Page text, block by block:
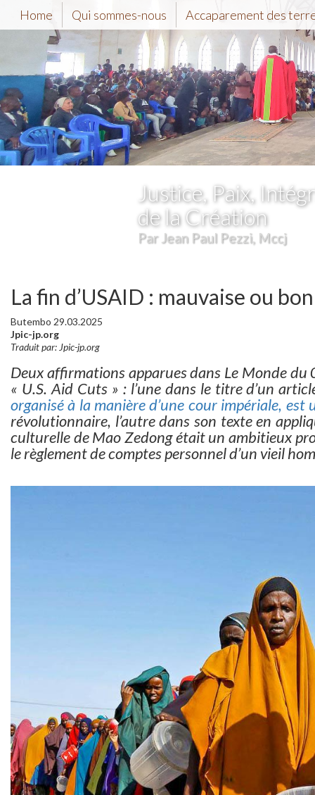
Home Qui sommes-nous Accaparement des
Justice, Paix,
de la Création
Par Jean Paul Pezzi, Mccj
La fin d’USAID : mauvaise ou
Butembo 29.03.2025
Jpic-jp.org
Traduit par: Jpic-jp.org
Deux affirmations apparues dans Le Monde
« U.S. Aid Cuts » : l’une dans le titre d’un
organisé à la manière d’une cour impériale,
révolutionnaire, l’autre dans son texte en
culturelle de Mao Zedong était un ambitieux
le règlement de comptes personnel d’un vieil